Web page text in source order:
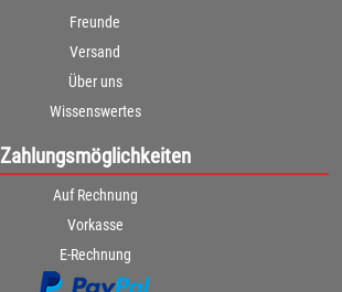
Freunde
Versand
Über uns
Wissenswertes
Zahlungsmöglichkeiten
Auf Rechnung
Vorkasse
E-Rechnung